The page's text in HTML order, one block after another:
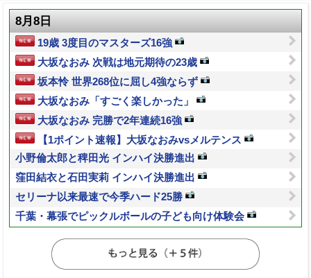
8月8日
19歳 3度目のマスターズ16強
大坂なおみ 次戦は地元期待の23歳
坂本怜 世界268位に屈し4強ならず
大坂なおみ「すごく楽しかった」
大坂なおみ 完勝で2年連続16強
【1ポイント速報】大坂なおみvsメルテンス
小野倫太郎と稗田光 インハイ決勝進出
窪田結衣と石田実莉 インハイ決勝進出
セリーナ以来最速で今季ハード25勝
千葉・幕張でピックルボールの子ども向け体験会